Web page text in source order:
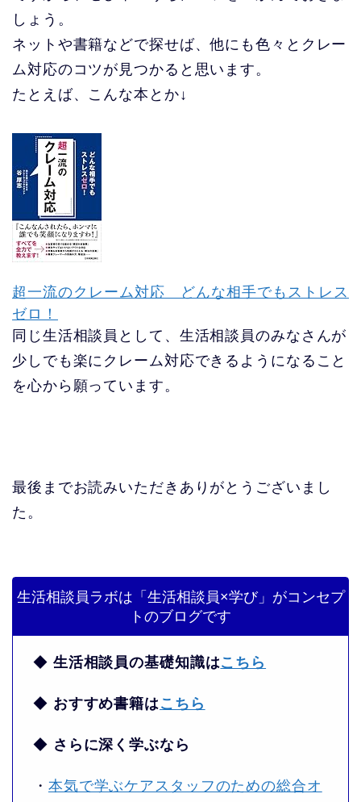
しょう。
ネットや書籍などで探せば、他にも色々とクレー
ム対応のコツが見つかると思います。
たとえば、こんな本とか↓
超一流のクレーム対応 どんな相手でもストレス
ゼロ！
同じ生活相談員として、生活相談員のみなさんが
少しでも楽にクレーム対応できるようになること
を心から願っています。
最後までお読みいただきありがとうございまし
た。
生活相談員ラボは「生活相談員×学び」がコンセプ
トのブログです
◆ 生活相談員の基礎知識はこちら
◆ おすすめ書籍はこちら
◆ さらに深く学ぶなら
・ 本気で学ぶケアスタッフのための総合オ